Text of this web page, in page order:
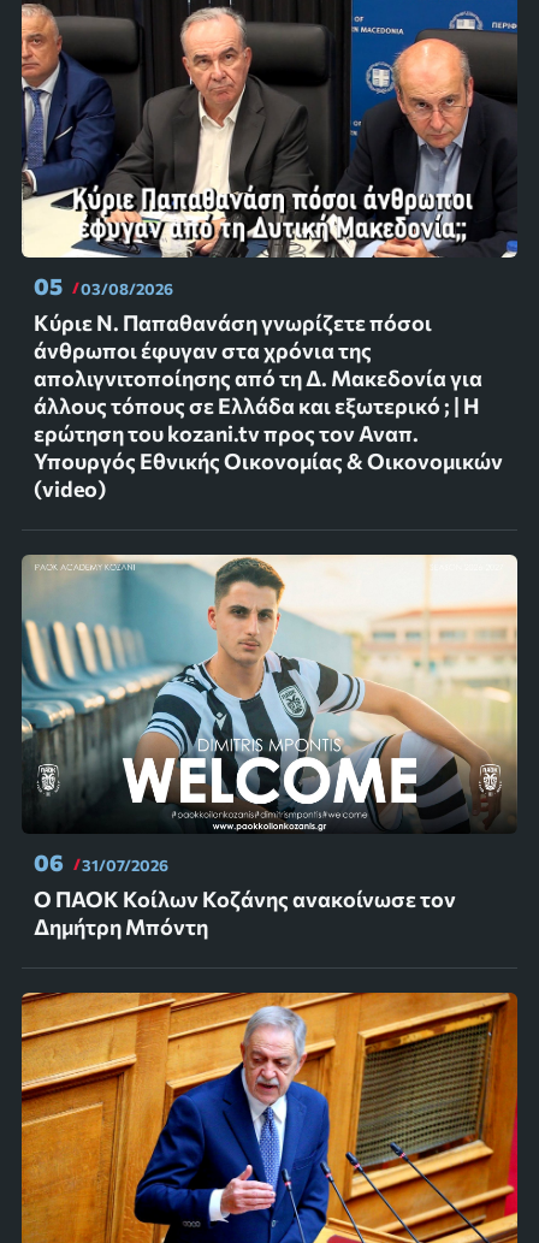
05 03/08/2026
Κύριε Ν. Παπαθανάση γνωρίζετε πόσοι
άνθρωποι έφυγαν στα χρόνια της
απολιγνιτοποίησης από τη Δ. Μακεδονία για
άλλους τόπους σε Ελλάδα και εξωτερικό ; | Η
ερώτηση του kozani.tv προς τον Αναπ.
Υπουργός Εθνικής Οικονομίας & Οικονομικών
(video)
06 31/07/2026
Ο ΠΑΟΚ Κοίλων Κοζάνης ανακοίνωσε τον
Δημήτρη Μπόντη